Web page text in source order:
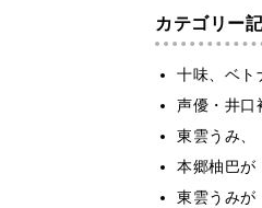
カテゴリー
十味、ベト
声優・井口
東雲うみ、
本郷柚巴が
東雲うみが